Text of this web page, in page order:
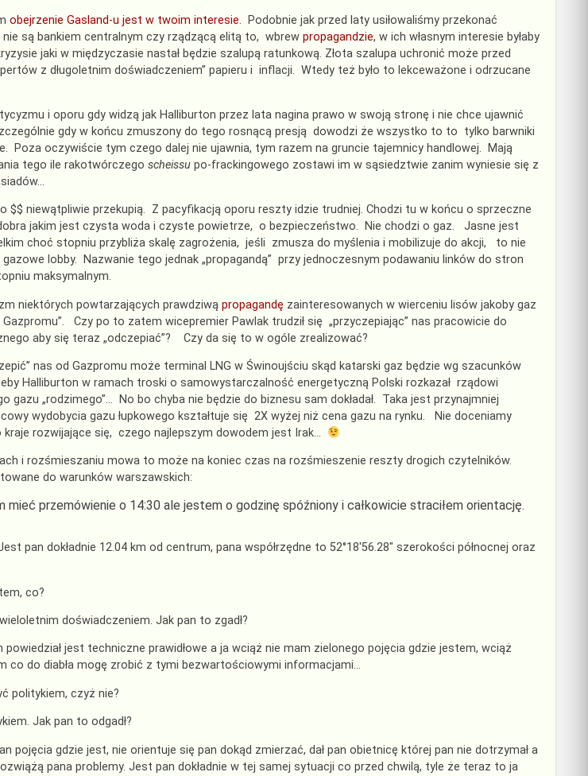
obejrzenie Gasland-u jest w twoim interesie. Podobnie jak przed laty usiłowaliśmy przekonać
nie są bankiem centralnym czy rządzącą elitą to, wbrew propagandzie, w ich własnym interesie byłaby
jaki w międzyczasie nastał będzie szalupą ratunkową. Złota szalupa uchronić może przed
z długoletnim doświadczeniem” papieru i inflacji. Wtedy też było to lekceważone i odrzucane
i oporu gdy widzą jak Halliburton przez lata nagina prawo w swoją stronę i nie chce ujawnić
gdy w końcu zmuszony do tego rosnącą presją dowodzi że wszystko to to tylko barwniki
Poza oczywiście tym czego dalej nie ujawnia, tym razem na gruncie tajemnicy handlowej. Mają
tego ile rakotwórczego scheissupo-frackingowego zostawi im w sąsiedztwie zanim wyniesie się z
$$ niewątpliwie przekupią. Z pacyfikacją oporu reszty idzie trudniej. Chodzi tu w końcu o sprzeczne
jakim jest czysta woda i czyste powietrze, o bezpieczeństwo. Nie chodzi o gaz. Jasne jest
choć stopniu przybliża skalę zagrożenia, jeśli zmusza do myślenia i mobilizuje do akcji, to nie
gazowe lobby. Nazwanie tego jednak „propagandą” przy jednoczesnym podawaniu linków do stron
maksymalnym.
niektórych powtarzających prawdziwą propagandę zainteresowanych w wierceniu lisów jakoby gaz
Gazpromu”. Czy po to zatem wicepremier Pawlak trudził się „przyczepiając” nas pracowicie do
aby się teraz „odczepiać”? Czy da się to w ogóle zrealizować?
nas od Gazpromu może terminal LNG w Świnoujściu skąd katarski gaz będzie wg szacunków
Halliburton w ramach troski o samowystarczalność energetyczną Polski rozkazał rządowi
gazu „rodzimego”… No bo chyba nie będzie do biznesu sam dokładał. Taka jest przynajmniej
wydobycia gazu łupkowego kształtuje się 2X wyżej niż cena gazu na rynku. Nie doceniamy
rozwijające się, czego najlepszym dowodem jest Irak…
i rozśmieszaniu mowa to może na koniec czas na rozśmieszenie reszty drogich czytelników.
do warunków warszawskich:
mieć przemówienie o 14:30 ale jestem o godzinę spóźniony i całkowicie straciłem orientację.
pan dokładnie 12.04 km od centrum, pana współrzędne to 52°18′56.28″ szerokości północnej oraz
co?
doświadczeniem. Jak pan to zgadł?
jest techniczne prawidłowe a ja wciąż nie mam zielonego pojęcia gdzie jestem, wciąż
co do diabła mogę zrobić z tymi bezwartościowymi informacjami…
politykiem, czyż nie?
Jak pan to odgadł?
pojęcia gdzie jest, nie orientuje się pan dokąd zmierzać, dał pan obietnicę której pan nie dotrzymał a
pana problemy. Jest pan dokładnie w tej samej sytuacji co przed chwilą, tyle że teraz to ja